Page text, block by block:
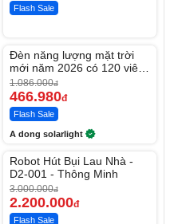
Flash Sale
-56%
Đèn năng lượng mặt trời
mới năm 2026 có 120 viên
LED lớn
1.086.000đ
466.980đ
Flash Sale
A dong solarlight
-26%
Robot Hút Bụi Lau Nhà -
D2-001 - Thông Minh
3.000.000đ
2.200.000đ
Flash Sale